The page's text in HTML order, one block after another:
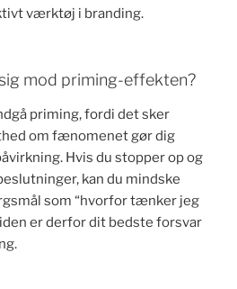
værktøj i branding.
mod priming-effekten?
priming, fordi det sker
om fænomenet gør dig
Hvis du stopper op og
kan du mindske
som “hvorfor tænker jeg
er derfor dit bedste forsvar